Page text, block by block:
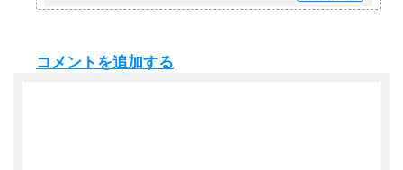
コメントを追加